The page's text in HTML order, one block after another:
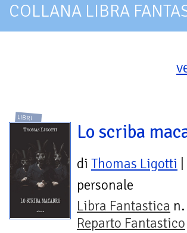
COLLANA LIBRA
LIBRI
Lo scriba
di Thomas Ligotti
personale
Libra Fantastica
Reparto Fantastico